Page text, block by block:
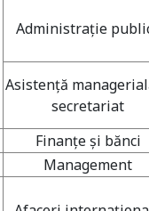
Administraţie
Asistenţă
secretariat
Finanţe şi bănci
Management